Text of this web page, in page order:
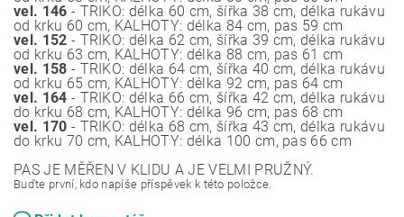
vel. 146 - TRIKO: délka 60 cm, šířka 38 cm, délka rukávu
od krku 60 cm, KALHOTY: délka 84 cm, pas 59 cm
vel. 152 - TRIKO: délka 62 cm, šířka 39 cm, délka rukávu
od krku 63 cm, KALHOTY: délka 88 cm, pas 61 cm
vel. 158 - TRIKO: délka 64 cm, šířka 40 cm, délka rukávu
od krku 65 cm, KALHOTY: délka 92 cm, pas 64 cm
vel. 164 - TRIKO: délka 66 cm, šířka 42 cm, délka rukávu
do krku 68 cm, KALHOTY: délka 96 cm, pas 68 cm
vel. 170 - TRIKO: délka 68 cm, šířka 43 cm, délka rukávu
do krku 70 cm, KALHOTY: délka 100 cm, pas 66 cm
PAS JE MĚŘEN V KLIDU A JE VELMI PRUŽNÝ.
Buďte první, kdo napíše příspěvek k této položce.